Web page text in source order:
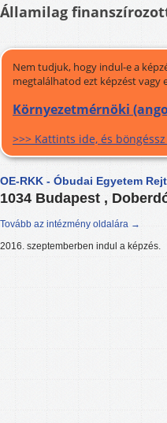
Államilag
Nem tudjuk, hogy indul-e a
megtalálhatod ezt képzést vagy
Környezetmérnöki
>>> Kattints ide, és
OE-RKK - Óbudai Egyetem
1034 Budapest ,
Tovább az intézmény oldalára →
2016. szeptemberben indul a képzés.